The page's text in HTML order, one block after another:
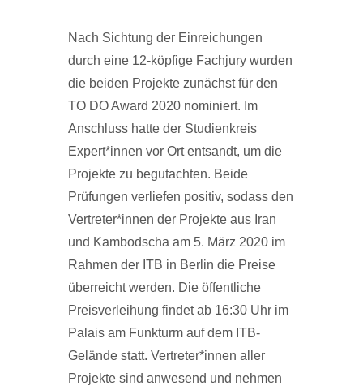
Nach Sichtung der Einreichungen
durch eine 12-köpfige Fachjury wurden
die beiden Projekte zunächst für den
TO DO Award 2020 nominiert. Im
Anschluss hatte der Studienkreis
Expert*innen vor Ort entsandt, um die
Projekte zu begutachten. Beide
Prüfungen verliefen positiv, sodass den
Vertreter*innen der Projekte aus Iran
und Kambodscha am 5. März 2020 im
Rahmen der ITB in Berlin die Preise
überreicht werden. Die öffentliche
Preisverleihung findet ab 16:30 Uhr im
Palais am Funkturm auf dem ITB-
Gelände statt. Vertreter*innen aller
Projekte sind anwesend und nehmen